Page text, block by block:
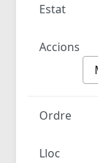
Estat
Accions
Ordre
Lloc